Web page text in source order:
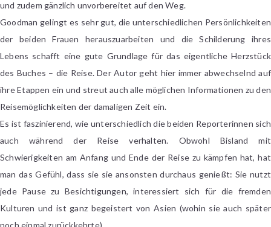
und zudem gänzlich unvorbereitet auf den Weg.
Goodman gelingt es sehr gut, die unterschiedlichen Persönlichkeiten
der beiden Frauen herauszuarbeiten und die Schilderung ihres
Lebens schafft eine gute Grundlage für das eigentliche Herzstück
des Buches – die Reise. Der Autor geht hier immer abwechselnd auf
ihre Etappen ein und streut auch alle möglichen Informationen zu den
Reisemöglichkeiten der damaligen Zeit ein.
Es ist faszinierend, wie unterschiedlich die beiden Reporterinnen sich
auch während der Reise verhalten. Obwohl Bisland mit
Schwierigkeiten am Anfang und Ende der Reise zu kämpfen hat, hat
man das Gefühl, dass sie sie ansonsten durchaus genießt: Sie nutzt
jede Pause zu Besichtigungen, interessiert sich für die fremden
Kulturen und ist ganz begeistert von Asien (wohin sie auch später
noch einmal zurückkehrte).